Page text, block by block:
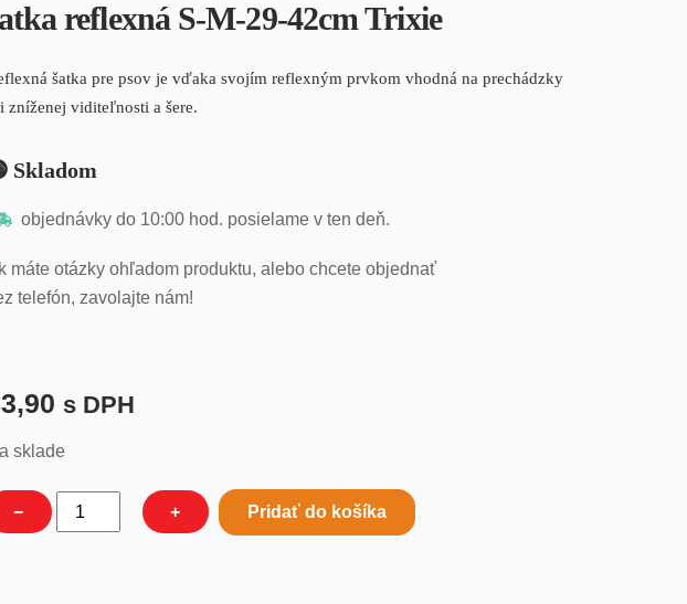
reflexná S-M-29-42cm Trixie
šatka pre psov je vďaka svojím reflexným prvkom vhodná na prechádzky
zníženej viditeľnosti a šere.
Skladom
objednávky do 10:00 hod. posielame v ten deň.
máte otázky ohľadom produktu, alebo chcete objednať
telefón, zavolajte nám!
3,90 s DPH
sklade
−
množstvo
šatka
+ Pridať do košíka